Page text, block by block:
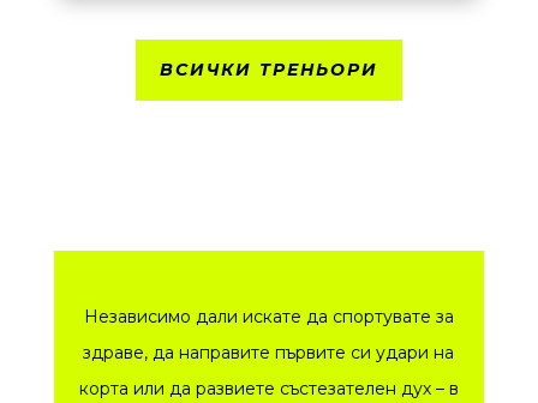
ВСИЧКИ ТРЕНЬОРИ
Независимо дали искате да спортувате за
здраве, да направите първите си удари на
корта или да развиете състезателен дух – в